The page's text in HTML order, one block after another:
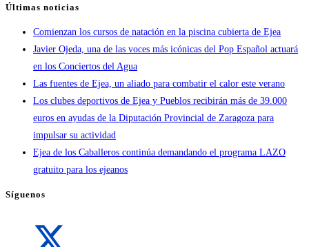
Últimas noticias
Comienzan los cursos de natación en la piscina cubierta de Ejea
Javier Ojeda, una de las voces más icónicas del Pop Español actuará
en los Conciertos del Agua
Las fuentes de Ejea, un aliado para combatir el calor este verano
Los clubes deportivos de Ejea y Pueblos recibirán más de 39.000
euros en ayudas de la Diputación Provincial de Zaragoza para
impulsar su actividad
Ejea de los Caballeros continúa demandando el programa LAZO
gratuito para los ejeanos
Síguenos